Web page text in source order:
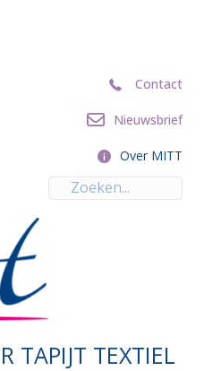
ContactContact
Nieuwsbrief
Nieuwsbrief
Over MITT
Over MITT
TAPIJT TEXTIEL